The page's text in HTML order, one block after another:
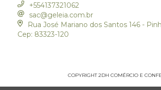
+554137321062
sac@geleia.com.br
Rua José Mariano dos Santos 146 -
Cep: 83323-120
COPYRIGHT 2DH COMÉRCIO E